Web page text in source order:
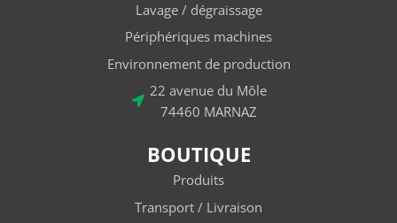
Lavage / dégraissage
Périphériques machines
Environnement de production
22 avenue du Môle
74460 MARNAZ
BOUTIQUE
Produits
Transport / Livraison